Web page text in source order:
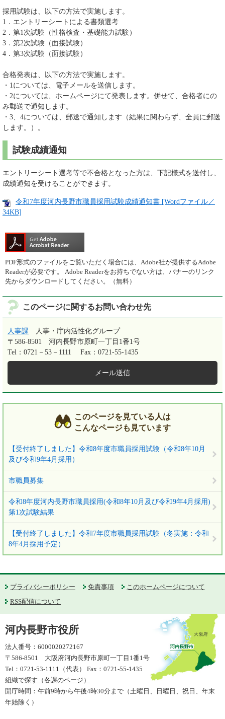
採用試験は、以下の方法で実施します。
1．エントリーシートによる書類選考
2．第1次試験（性格検査・基礎能力試験）
3．第2次試験（面接試験）
4．第3次試験（面接試験）
合格発表は、以下の方法で実施します。
・1については、電子メールを送信します。
・2については、ホームページにて発表します。併せて、合格者にの
み郵送で通知します。
・3、4については、郵送で通知します（結果に関わらず、全員に郵送
します。）。
試験成績通知
エントリーシート選考等で不合格となった方は、下記様式を送付し、
成績通知を受けることができます。
令和7年度河内長野市職員採用試験成績通知書 [Wordファイル／
34KB]
PDF形式のファイルをご覧いただく場合には、Adobe社が提供するAdobe
Readerが必要です。
Adobe Readerをお持ちでない方は、バナーのリンク
先からダウンロードしてください。（無料）
このページに関するお問い合わせ先
人事課
人事・庁内活性化グループ
〒586-8501
河内長野市原町一丁目1番1号
Tel：0721－53－1111
Fax：0721-55-1435
メール送信
このページを見ている人は
こんなページも見ています
【受付終了しました】令和8年度市職員採用試験（令和8年10月
及び令和9年4月採用）
市職員募集
令和8年度河内長野市職員採用(令和8年10月及び令和9年4月採用)
第1次試験結果
【受付終了しました】令和7年度市職員採用試験（冬実施：令和
8年4月採用予定）
プライバシーポリシー 免責事項
このホームページについて
RSS配信について
河内長野市役所
法人番号：6000020272167
〒586-8501 大阪府河内長野市原町一丁目1番1号
Tel：0721-53-1111（代表） Fax：0721-55-1435
組織で探す（各課のページ）
開庁時間：午前9時から午後4時30分まで（土曜日、日曜日、祝日、年末
年始除く）